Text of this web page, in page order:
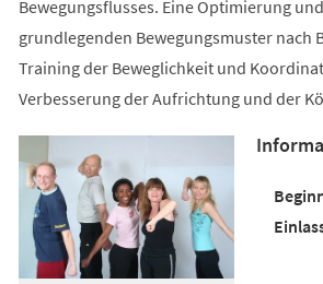
Bewegungsflusses. Eine Optimierung
grundlegenden Bewegungsmuster nach
Training der Beweglichkeit und
Verbesserung der Aufrichtung und der